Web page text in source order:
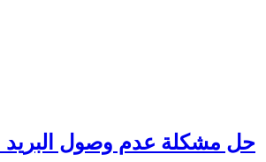
حل مشكلة عدم وصول البريد